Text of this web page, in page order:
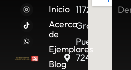
Inicio
Acerca
de
Ejemplares
Blog
11722,
Granjas
Puebla,
72490